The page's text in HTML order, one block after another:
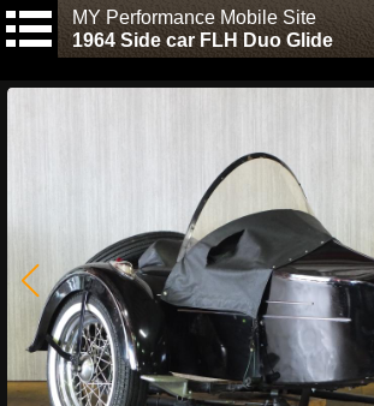
MY Performance Mobile Site
1964 Side car FLH Duo Glide